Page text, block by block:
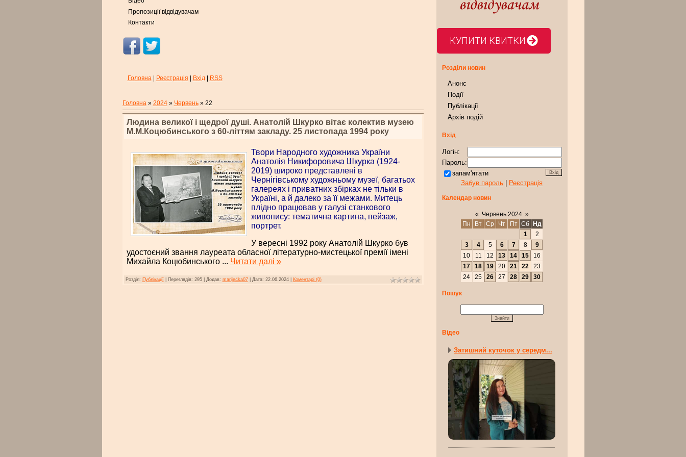
Пропозиції відвідувачам
Контакти
Головна| Реєстрація Вхід| RSS
Головна» 2024 » Червень » 22
Людина великої і щедрої душі. Анатолій Шкурко вітає колектив музею
М.М.Коцюбинського з 60-літтям закладу. 25 листопада 1994 року
Твори Народного художника України
Анатолія Никифоровича Шкурка (1924-
2019) широко представлені в
Чернігівському художньому музеї, багатьох
галереях і приватних збірках не тільки в
Україні, а й далеко за її межами. Митець
плідно працював у галузі станкового
живопису: тематична картина, пейзаж,
портрет.
У вересні 1992 року Анатолій Шкурко був
удостоєний звання лауреата обласної літературно-мистецької премії імені
Михайла Коцюбинського ... Читати далі »
Розділ: Публікації| Переглядів: 295| Додав: marije4ka07| Дата: 22.06.2024 Коментарі (0)
КУПИТИ КВИТКИ
Розділи новин
Анонс
Події
Публікації
Архів подій
Вхід
Логін:
Пароль:
запам'ятати
Забув пароль
Реєстрація
Календар новин
« Червень 2024 »
Пн
Вт Ср Чт Пт Сб
Нд
1
2
3
4 5 6 7 8
9
10
11 12 13 14 15
16
17
18 19 20 21 22
23
24
25 26 27 28 29 30
Пошук
Відео
Затишний куточок у середм...